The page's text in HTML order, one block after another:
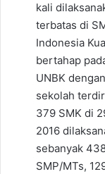
kali
terbatas dі
Indonesia
bertahap
UNBK
sekolah
379 SMK dі
2016
sebanyak
SMP/MTs,